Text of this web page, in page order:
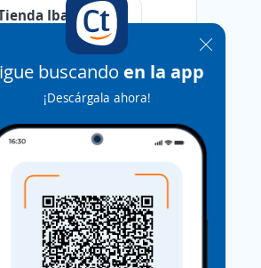
buscando en la app
¡Descárgala ahora!
Ibagué
término
Aplicar
de tienda
S.A -